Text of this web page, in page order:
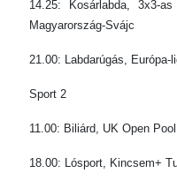
14.25: Kosárlabda, 3x3-
Magyarország-Svájc
21.00: Labdarúgás,
Sport 2
11.00: Biliárd, UK Open
18.00: Lósport, Kincsem+